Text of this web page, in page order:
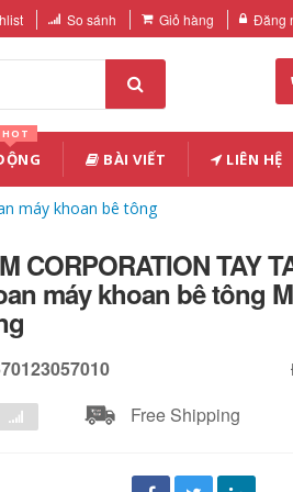
So sánh Giỏ hàng Đăng
HOT
BÀI VIẾT LIÊN HỆ
máy khoan bê tông
CORPORATION TAY
máy khoan bê tông
Free Shipping